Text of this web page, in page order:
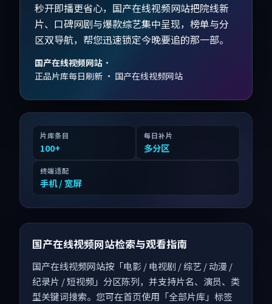
秒开即播更省心，国产在线视频网站把院线新
片、口碑网剧与爆款综艺集中呈现，榜单与分
区双导航，帮您迅速锁定今晚要追的那一部。
国产在线视频网站 ·
正品片库每日刷新 · 国产在线视频网站
片库条目
100+
每日补片
多分区
终端适配
手机 / 宽屏
国产在线视频网站检索与观看指南
国产在线视频网站按「电影 / 电视剧 / 综艺 / 动漫 /
纪录片 / 短视频」分区陈列，并支持片名、演员、类
型关键词搜索。您可在首页使用「全部片库」标签